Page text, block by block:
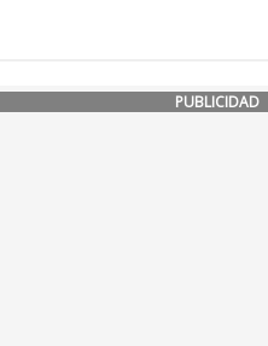
PUBLICIDAD